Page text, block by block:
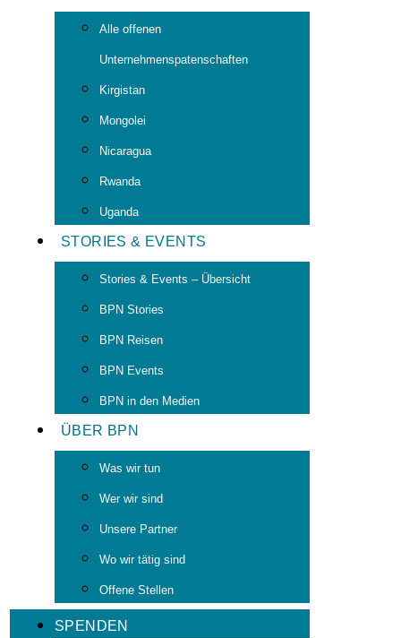
Alle offenen
Unternehmenspatenschaften
Kirgistan
Mongolei
Nicaragua
Rwanda
Uganda
STORIES & EVENTS
Stories & Events – Übersicht
BPN Stories
BPN Reisen
BPN Events
BPN in den Medien
ÜBER BPN
Was wir tun
Wer wir sind
Unsere Partner
Wo wir tätig sind
Offene Stellen
SPENDEN